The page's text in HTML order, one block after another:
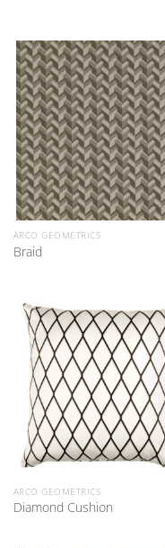
ARCO GEOMETRICS
Braid
ARCO GEOMETRICS
Diamond Cushion